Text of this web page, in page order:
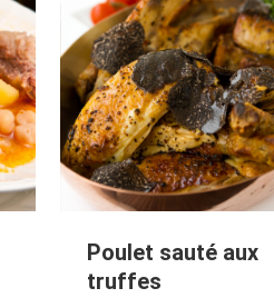
Poulet sauté aux
truffes